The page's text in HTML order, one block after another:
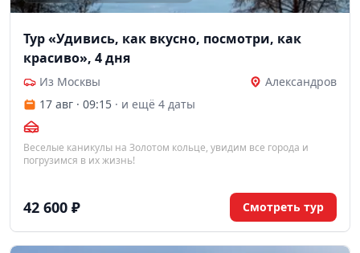
Тур «Удивись, как вкусно, посмотри, как
красиво», 4 дня
Из Москвы
Александров
17 авг · 09:15 · и ещё 4 даты
Веселые каникулы на Золотом кольце, увидим все города и
погрузимся в их жизнь!
42 600 ₽ Смотреть тур